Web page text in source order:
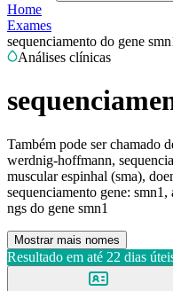
Home
Exames
sequenciamento do gene
Análises clínicas
Também pode ser chamado
werdnig-hoffmann,
muscular espinhal (sma),
sequenciamento gene:
ngs do gene smn1
Mostrar mais nomes
Resultado em até 22 dias